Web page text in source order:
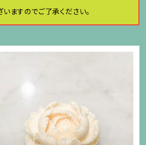
ますのでご了承ください。